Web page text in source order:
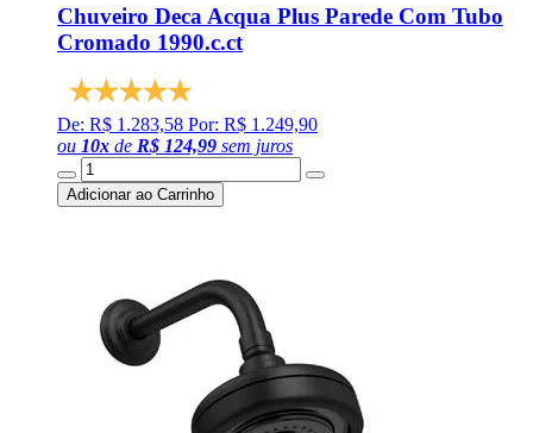
Chuveiro Deca Acqua Plus Parede Com Tubo
Cromado 1990.c.ct
De: R$ 1.283,58 Por: R$ 1.249,90
ou 10x de R$ 124,99 sem juros
Adicionar ao Carrinho